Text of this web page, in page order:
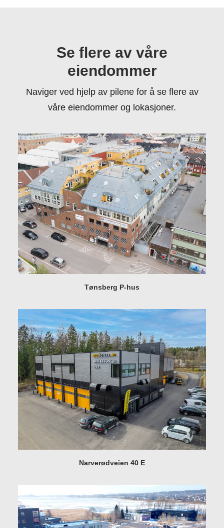
Se flere av våre
eiendommer
Naviger ved hjelp av pilene for å se flere av
våre eiendommer og lokasjoner.
Tønsberg P-hus
Narverødveien 40 E